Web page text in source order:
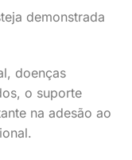
demonstrada
doenças
o suporte
na adesão ao